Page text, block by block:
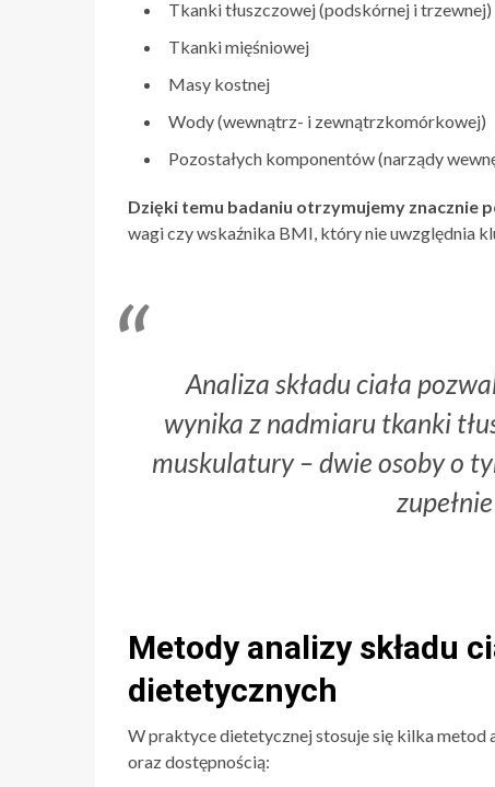
Tkanki tłuszczowej (podskórnej i trzewnej)
Tkanki mięśniowej
Masy kostnej
Wody (wewnątrz- i zewnątrzkomórkowej)
Pozostałych komponentów (narządy
Dzięki temu badaniu otrzymujemy znacznie
wagi czy wskaźnika BMI, który nie uwzględnia
Analiza składu ciała
wynika z nadmiaru tkanki
muskulatury – dwie osoby o
Metody analizy składu
dietetycznych
W praktyce dietetycznej stosuje się kilka metod
oraz dostępnością: